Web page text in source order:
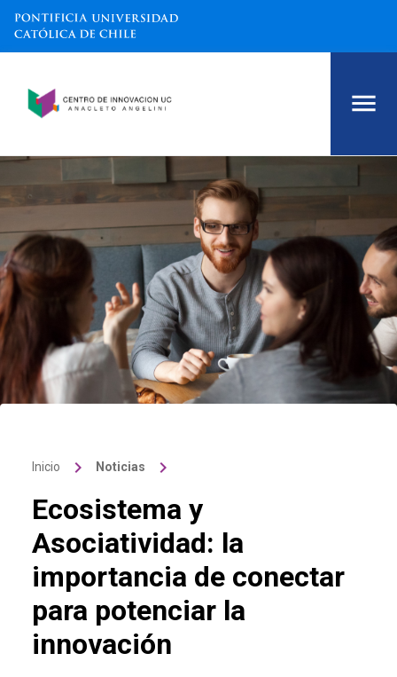
Inicio keyboard_arrow_right Noticias keyboard_arrow_right
Ecosistema y
Asociatividad: la
importancia de conectar
para potenciar la
innovación